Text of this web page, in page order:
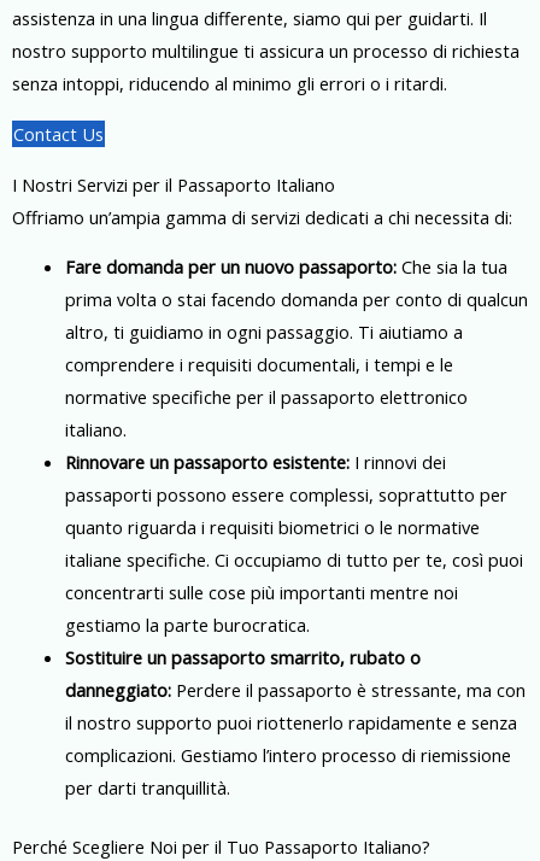
assistenza in una lingua differente, siamo qui per guidarti. Il
nostro supporto multilingue ti assicura un processo di richiesta
senza intoppi, riducendo al minimo gli errori o i ritardi.
Contact Us
I Nostri Servizi per il Passaporto Italiano
Offriamo un’ampia gamma di servizi dedicati a chi necessita di:
Fare domanda per un nuovo passaporto:Che sia la tua
prima volta o stai facendo domanda per conto di qualcun
altro, ti guidiamo in ogni passaggio. Ti aiutiamo a
comprendere i requisiti documentali, i tempi e le
normative specifiche per il passaporto elettronico
italiano.
Rinnovare un passaporto esistente:I rinnovi dei
passaporti possono essere complessi, soprattutto per
quanto riguarda i requisiti biometrici o le normative
italiane specifiche. Ci occupiamo di tutto per te, così puoi
concentrarti sulle cose più importanti mentre noi
gestiamo la parte burocratica.
Sostituire un passaporto smarrito, rubato o
danneggiato:Perdere il passaporto è stressante, ma con
il nostro supporto puoi riottenerlo rapidamente e senza
complicazioni. Gestiamo l’intero processo di riemissione
per darti tranquillità.
Perché Scegliere Noi per il Tuo Passaporto Italiano?